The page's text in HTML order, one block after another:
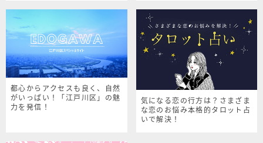
都心からアクセスも良く、自然
がいっぱい！「江戸川区」の魅
力を発信！
気になる恋の行方は？さまざま
な恋のお悩み本格的タロット占
いで解決！